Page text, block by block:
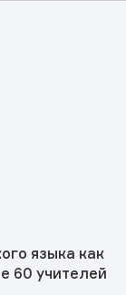
языка как
60 учителей